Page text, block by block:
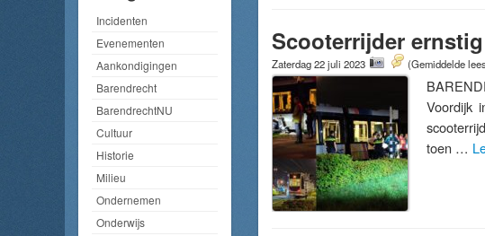
Incidenten
Evenementen
Aankondigingen
Barendrecht
BarendrechtNU
Cultuur
Historie
Milieu
Ondernemen
Onderwijs
Scooterrijder
Zaterdag 22 juli 2023 (Gemiddelde
Voordijk
toen …